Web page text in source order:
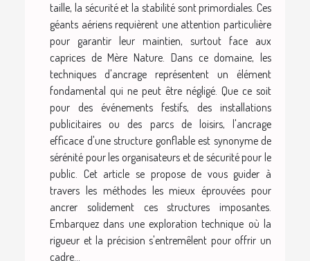
taille, la sécurité et la stabilité sont primordiales. Ces
géants aériens requièrent une attention particulière
pour garantir leur maintien, surtout face aux
caprices de Mère Nature. Dans ce domaine, les
techniques d'ancrage représentent un élément
fondamental qui ne peut être négligé. Que ce soit
pour des événements festifs, des installations
publicitaires ou des parcs de loisirs, l'ancrage
efficace d'une structure gonflable est synonyme de
sérénité pour les organisateurs et de sécurité pour le
public. Cet article se propose de vous guider à
travers les méthodes les mieux éprouvées pour
ancrer solidement ces structures imposantes.
Embarquez dans une exploration technique où la
rigueur et la précision s'entremêlent pour offrir un
cadre...